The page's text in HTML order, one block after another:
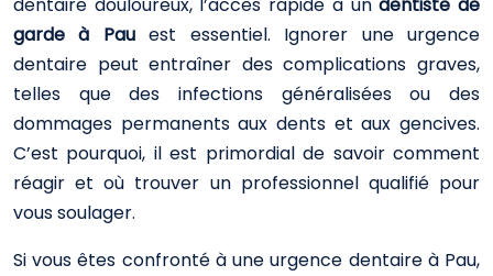
garde à Pauest essentiel. Ignorer une urgence
dentaire peut entraîner des complications graves,
telles que des infections généralisées ou des
dommages permanents aux dents et aux gencives.
C’est pourquoi, il est primordial de savoir comment
réagir et où trouver un professionnel qualifié pour
vous soulager.
Si vous êtes confronté à une urgence dentaire à Pau,